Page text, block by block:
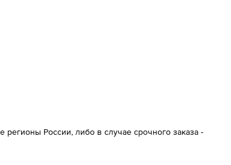
России, либо в случае срочного заказа -